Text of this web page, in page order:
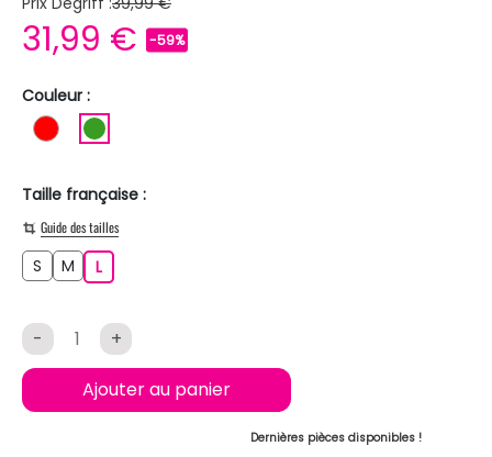
31,99 € -59%
Couleur :
ROUGE
Taille française :
Guide des tailles
S M LL
- +
Ajouter au panier
Dernières pièces disponibles !